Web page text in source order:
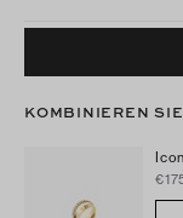
KOMBINIEREN